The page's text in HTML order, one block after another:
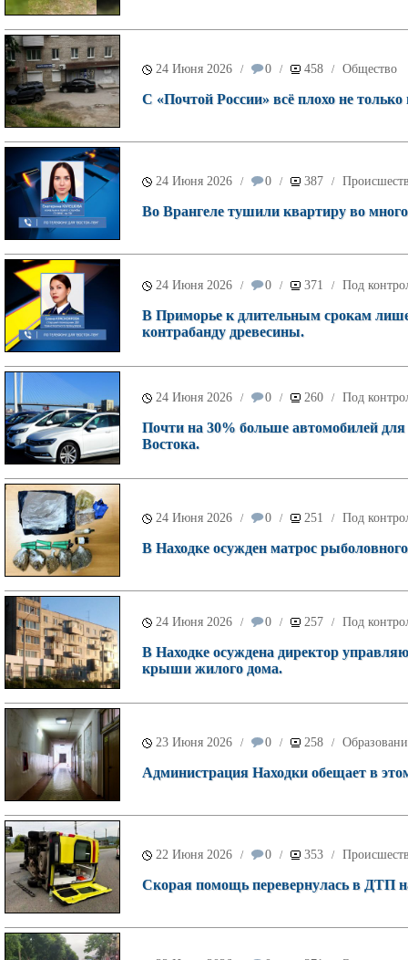
24 Июня 2026 / 0 / 458 / Общество
С «Почтой России» всё плохо не только
24 Июня 2026 / 0 / 387 /
Во Врангеле тушили квартиру во
24 Июня 2026 / 0 / 371 / Под
В Приморье к длительным срокам
контрабанду древесины.
24 Июня 2026 / 0 / 260 / Под
Почти на 30% больше автомобилей
Востока.
24 Июня 2026 / 0 / 251 / Под
В Находке осужден матрос
24 Июня 2026 / 0 / 257 / Под
В Находке осуждена директор
крыши жилого дома.
23 Июня 2026 / 0 / 258 /
Администрация Находки обещает в
22 Июня 2026 / 0 / 353 /
Скорая помощь перевернулась в ДТП